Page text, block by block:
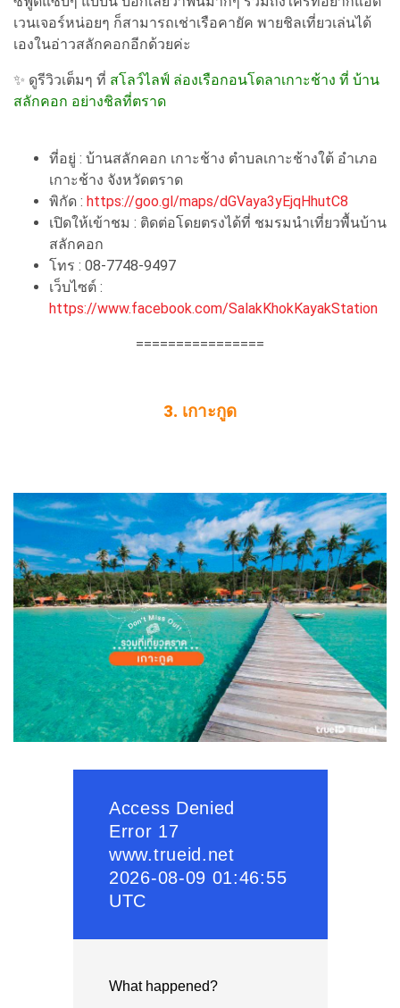
เวนเจอร์หน่อยๆ ก็สามารถเช่าเรือคายัค พายชิลเที่ยวเล่นได้
เองในอ่าวสลักคอกอีกด้วยค่ะ
✨ ดูรีวิวเต็มๆ ที่ สโลว์ไลฟ์ ล่องเรือกอนโดลาเกาะช้าง ที่ บ้าน
สลักคอก อย่างชิลที่ตราด
ที่อยู่ : บ้านสลักคอก เกาะช้าง ตำบลเกาะช้างใต้ อำเภอ
เกาะช้าง จังหวัดตราด
พิกัด : https://goo.gl/maps/dGVaya3yEjqHhutC8
เปิดให้เข้าชม : ติดต่อโดยตรงได้ที่ ชมรมนำเที่ยวพื้นบ้าน
สลักคอก
โทร : 08-7748-9497
เว็บไซต์ :
https://www.facebook.com/SalakKhokKayakStation
================
3. เกาะกูด